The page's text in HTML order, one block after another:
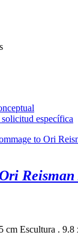
específica
Reisman
cm Escultura . 9.8